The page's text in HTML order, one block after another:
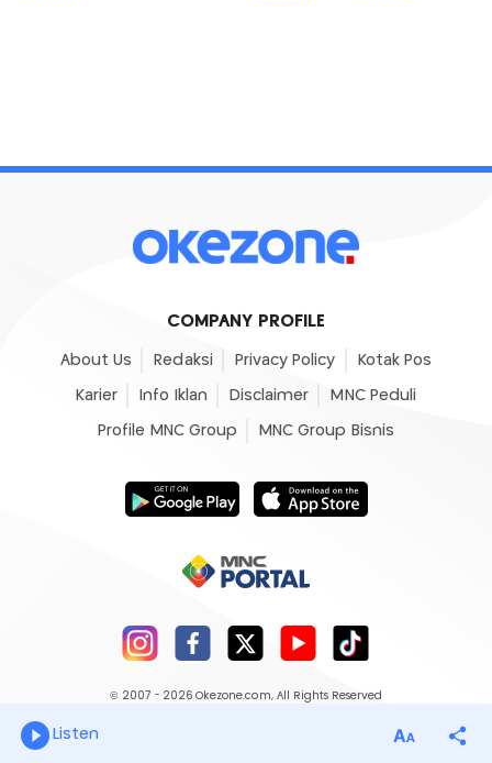
COMPANY PROFILE
About Us Redaksi Privacy Policy Kotak Pos
Karier Info Iklan Disclaimer MNC Peduli
Profile MNC Group MNC Group Bisnis
© 2007 - 2026 Okezone.com, All Rights Reserved
Listen